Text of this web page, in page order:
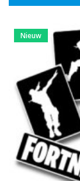
Nieuw